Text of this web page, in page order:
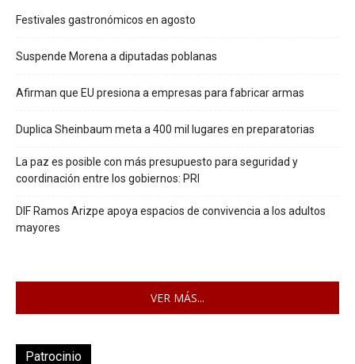
Festivales gastronómicos en agosto
Suspende Morena a diputadas poblanas
Afirman que EU presiona a empresas para fabricar armas
Duplica Sheinbaum meta a 400 mil lugares en preparatorias
La paz es posible con más presupuesto para seguridad y
coordinación entre los gobiernos: PRI
DIF Ramos Arizpe apoya espacios de convivencia a los adultos
mayores
VER MÁS...
Patrocinio